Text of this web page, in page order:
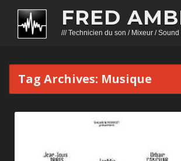
FRED
/// Technicien du son / Mixeur /
Tag Archives: Musique